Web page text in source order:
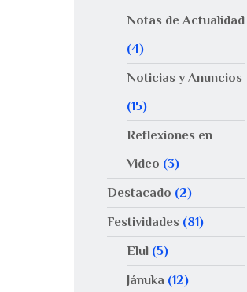
Notas de Actualidad
(4)
Noticias y Anuncios
(15)
Reflexiones en
Video (3)
Destacado (2)
Festividades (81)
Elul(5)
Jánuka (12)